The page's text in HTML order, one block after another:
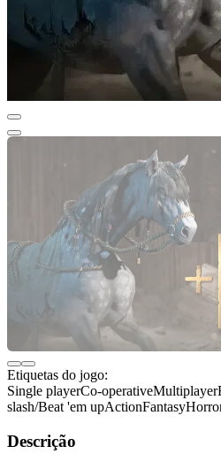
Etiquetas do jogo:
Single playerCo-operativeMultiplayer
slash/Beat 'em upActionFantasy
Descrição